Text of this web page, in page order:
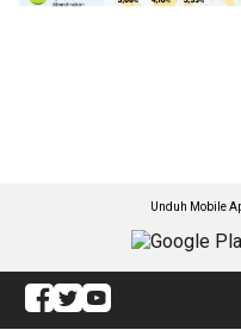
Unduh Mobile